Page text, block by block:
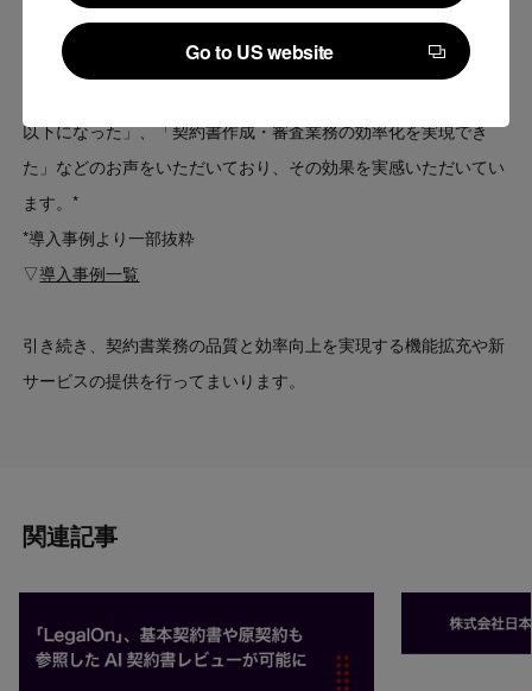
Continue to Japan corporate site
Go to US website
Go to US website
以下になった」、「契約書作成・審査業務の効率化を実現でき
た」などのお声をいただいており、その効果を実感いただいてい
ます。*
*導入事例より一部抜粋
▽導入事例一覧
引き続き、契約書業務の品質と効率向上を実現する機能拡充や新
サービスの提供を行ってまいります。
関連記事